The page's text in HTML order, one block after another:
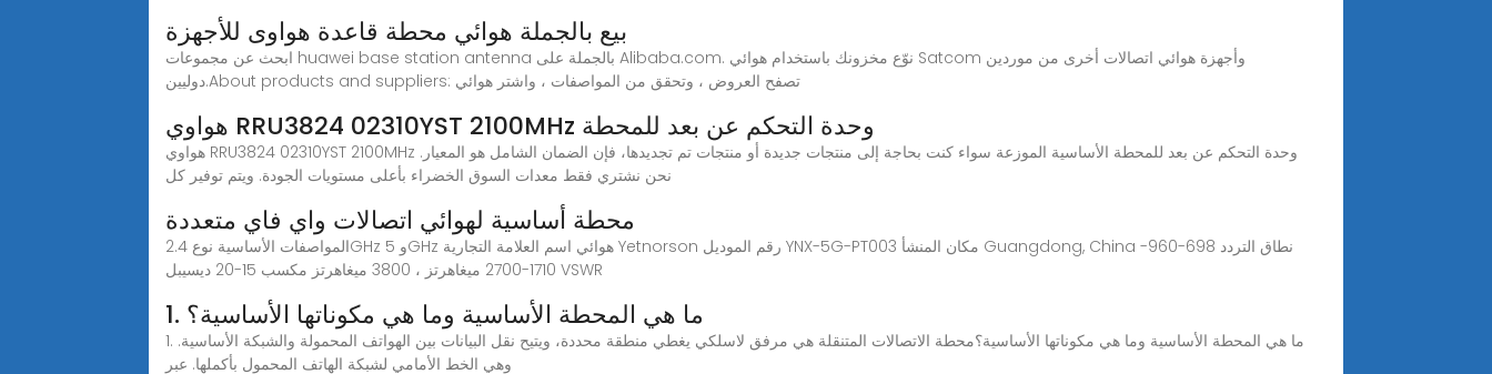
بيع بالجملة هوائي محطة قاعدة هواوى للأجهزة
ابحث عن مجموعات huawei base station antenna بالجملة على Alibaba.com. نوّع مخزونك باستخدام هوائي Satcom وأجهزة هوائي اتصالات أخرى من موردين
دوليين.About products and suppliers: تصفح العروض ، وتحقق من المواصفات ، واشتر هوائي
هواوي RRU3824 02310YST 2100MHz وحدة التحكم عن بعد للمحطة
هواوي RRU3824 02310YST 2100MHz وحدة التحكم عن بعد للمحطة الأساسية الموزعة سواء كنت بحاجة إلى منتجات جديدة أو منتجات تم تجديدها، فإن الضمان الشامل هو المعيار.
نحن نشتري فقط معدات السوق الخضراء بأعلى مستويات الجودة. ويتم توفير كل
محطة أساسية لهوائي اتصالات واي فاي متعددة
المواصفات الأساسية نوع 2.4GHz و 5GHz هوائي اسم العلامة التجارية Yetnorson رقم الموديل YNX-5G-PT003 مكان المنشأ Guangdong, China نطاق التردد 698-960-
1710-2700 ميغاهرتز ، 3800 ميغاهرتز مكسب 15-20 ديسيبل VSWR
1. ما هي المحطة الأساسية وما هي مكوناتها الأساسية؟
1. ما هي المحطة الأساسية وما هي مكوناتها الأساسية؟محطة الاتصالات المتنقلة هي مرفق لاسلكي يغطي منطقة محددة، ويتيح نقل البيانات بين الهواتف المحمولة والشبكة الأساسية.
وهي الخط الأمامي لشبكة الهاتف المحمول بأكملها. عبر